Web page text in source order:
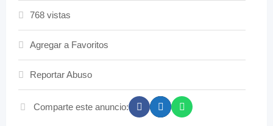
768 vistas
Agregar a Favoritos
Reportar Abuso
Comparte este anuncio: